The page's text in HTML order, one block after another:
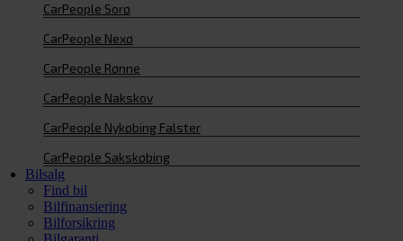
CarPeople Sorø
CarPeople Nexø
CarPeople Rønne
CarPeople Nakskov
CarPeople Nykøbing Falster
CarPeople Sakskøbing
Bilsalg
Find bil
Bilfinansiering
Bilforsikring